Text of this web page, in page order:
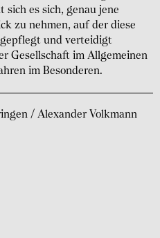
sich es sich, genau jene
zu nehmen, auf der diese
und vertei­digt
Gesell­schaft im Allge­meinen
im Beson­deren.
/ Alexander Volkmann